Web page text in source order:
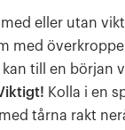
med eller utan
med
till en början
Kolla i en
tårna rakt